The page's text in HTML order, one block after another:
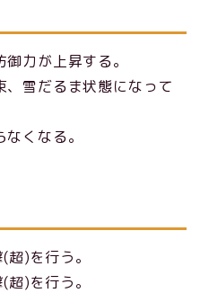
力が上昇する。
雪だるま状態になって
くなる。
)を行う。
)を行う。